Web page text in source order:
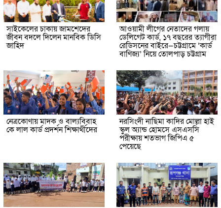
সাইকেলের চাকায় জামশেদের
জীবন বদলে দিলেন মানবিক ডিসি
জাহিদ
আওয়ামী লীগের নেতাদের গলায়
ডেলিগেট কার্ড, ১৭ বছরের ত্যাগীরা
রেডিসনের বাইরে—চট্টগ্রামে ‘কার্ড
বাণিজ্য’ নিয়ে তোলপাড় চট্টগ্রাম
নেত্রকোণায় মাদক ও বাল্যবিবাহ
কে লাল কার্ড প্রদর্শন শিক্ষার্থীদের
নরসিংদী নাছিমা কাদির মোল্লা হাই
স্কুল অ্যান্ড হোমসে এসএসসি
পরীক্ষায় শতভাগ জিপিএ ৫
পেয়েছে